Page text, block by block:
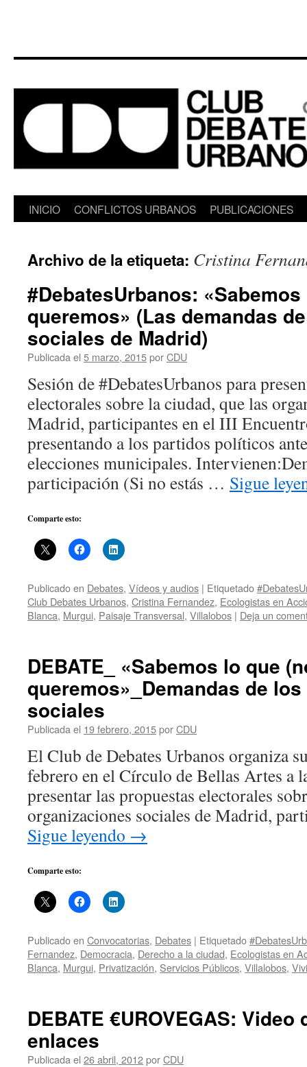
Saltar
contenido
INICIO CONFLICTOS URBANOS PUBLICACIONES
Archivo de la etiqueta: Cristina
#DebatesUrbanos:
queremos» (Las demandas
sociales de Madrid)
Publicada el 5 marzo, 2015porCDU
Sesión de #DebatesUrbanos para
electorales sobre la ciudad, que las
Madrid, participantes en el III
presentando a los partidos políticos
elecciones municipales.
participación (Si no estás … Sigue
Comparte esto:
Publicado en Debates, Vídeos y audios | Etiquetado
Club Debates Urbanos, Cristina Fernandez, Ecologistas en
Blanca, Murgui, Paisaje Transversal, Villalobos | Deja un
DEBATE_ «Sabemos lo que
queremos»_Demandas de
sociales
Publicada el 19 febrero, 2015porCDU
El Club de Debates Urbanos organiza
febrero en el Círculo de Bellas Artes a
presentar las propuestas electorales
organizaciones sociales de Madrid,
Sigue leyendo →
Comparte esto:
Publicado en Convocatorias, Debates | Etiquetado
Fernandez, Democracia, Derecho a la ciudad, Ecologistas en
Blanca, Murgui, Privatización, Servicios Públicos, Villalobos,
DEBATE €UROVEGAS:
enlaces
Publicada el 26 abril, 2012porCDU